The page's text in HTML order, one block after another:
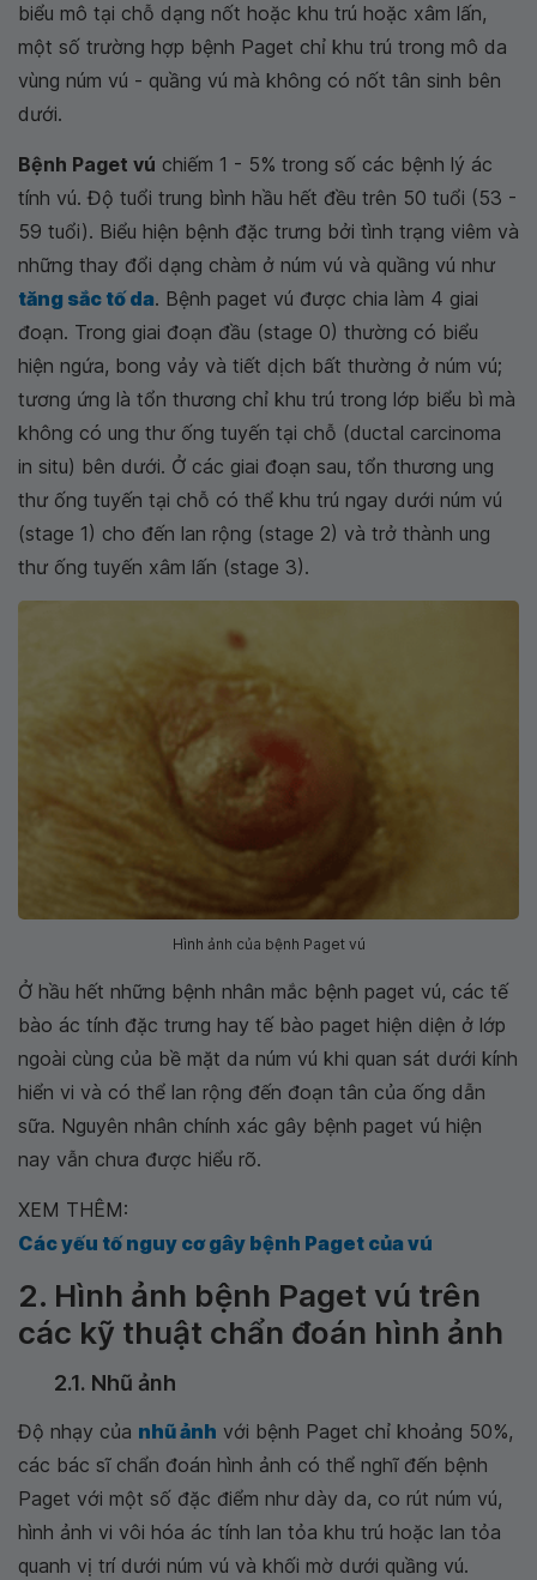
biểu mô tại chỗ dạng nốt hoặc khu trú hoặc xâm lấn,
một số trường hợp bệnh Paget chỉ khu trú trong mô da
vùng núm vú - quầng vú mà không có nốt tân sinh bên
dưới.
Bệnh Paget vú chiếm 1 - 5% trong số các bệnh lý ác
tính vú. Độ tuổi trung bình hầu hết đều trên 50 tuổi (53 -
59 tuổi). Biểu hiện bệnh đặc trưng bởi tình trạng viêm và
những thay đổi dạng chàm ở núm vú và quầng vú như
tăng sắc tố da. Bệnh paget vú được chia làm 4 giai
đoạn. Trong giai đoạn đầu (stage 0) thường có biểu
hiện ngứa, bong vảy và tiết dịch bất thường ở núm vú;
tương ứng là tổn thương chỉ khu trú trong lớp biểu bì mà
không có ung thư ống tuyến tại chỗ (ductal carcinoma
in situ) bên dưới. Ở các giai đoạn sau, tổn thương ung
thư ống tuyến tại chỗ có thể khu trú ngay dưới núm vú
(stage 1) cho đến lan rộng (stage 2) và trở thành ung
thư ống tuyến xâm lấn (stage 3).
Hình ảnh của bệnh Paget vú
Ở hầu hết những bệnh nhân mắc bệnh paget vú, các tế
bào ác tính đặc trưng hay tế bào paget hiện diện ở lớp
ngoài cùng của bề mặt da núm vú khi quan sát dưới kính
hiển vi và có thể lan rộng đến đoạn tân của ống dẫn
sữa. Nguyên nhân chính xác gây bệnh paget vú hiện
nay vẫn chưa được hiểu rõ.
XEM THÊM:
Các yếu tố nguy cơ gây bệnh Paget của vú
2. Hình ảnh bệnh Paget vú trên
các kỹ thuật chẩn đoán hình ảnh
2.1. Nhũ ảnh
Độ nhạy của nhũ ảnh với bệnh Paget chỉ khoảng 50%,
các bác sĩ chẩn đoán hình ảnh có thể nghĩ đến bệnh
Paget với một số đặc điểm như dày da, co rút núm vú,
hình ảnh vi vôi hóa ác tính lan tỏa khu trú hoặc lan tỏa
quanh vị trí dưới núm vú và khối mờ dưới quầng vú.